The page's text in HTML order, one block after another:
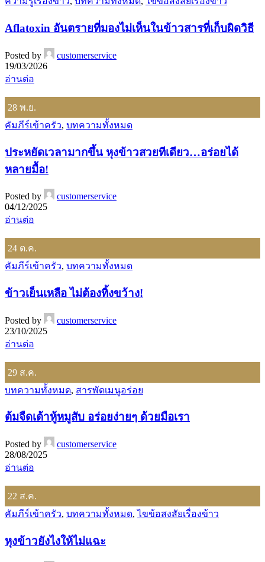
Aflatoxin อันตรายที่มองไม่เห็นในข้าวสารที่เก็บผิดวิธี
Posted by
customerservice
19/03/2026
อ่านต่อ
28 พ.ย.
คัมภีร์เข้าครัว, บทความทั้งหมด
ประหยัดเวลามากขึ้น หุงข้าวสวยทีเดียว…อร่อยได้
หลายมื้อ!
Posted by
customerservice
04/12/2025
อ่านต่อ
24 ต.ค.
คัมภีร์เข้าครัว, บทความทั้งหมด
ข้าวเย็นเหลือ ไม่ต้องทิ้งขว้าง!
Posted by
customerservice
23/10/2025
อ่านต่อ
29 ส.ค.
บทความทั้งหมด, สารพัดเมนูอร่อย
ต้มจืดเต้าหู้หมูสับ อร่อยง่ายๆ ด้วยมือเรา
Posted by
customerservice
28/08/2025
อ่านต่อ
22 ส.ค.
คัมภีร์เข้าครัว, บทความทั้งหมด,ไขข้อสงสัยเรื่องข้าว
หุงข้าวยังไงให้ไม่แฉะ